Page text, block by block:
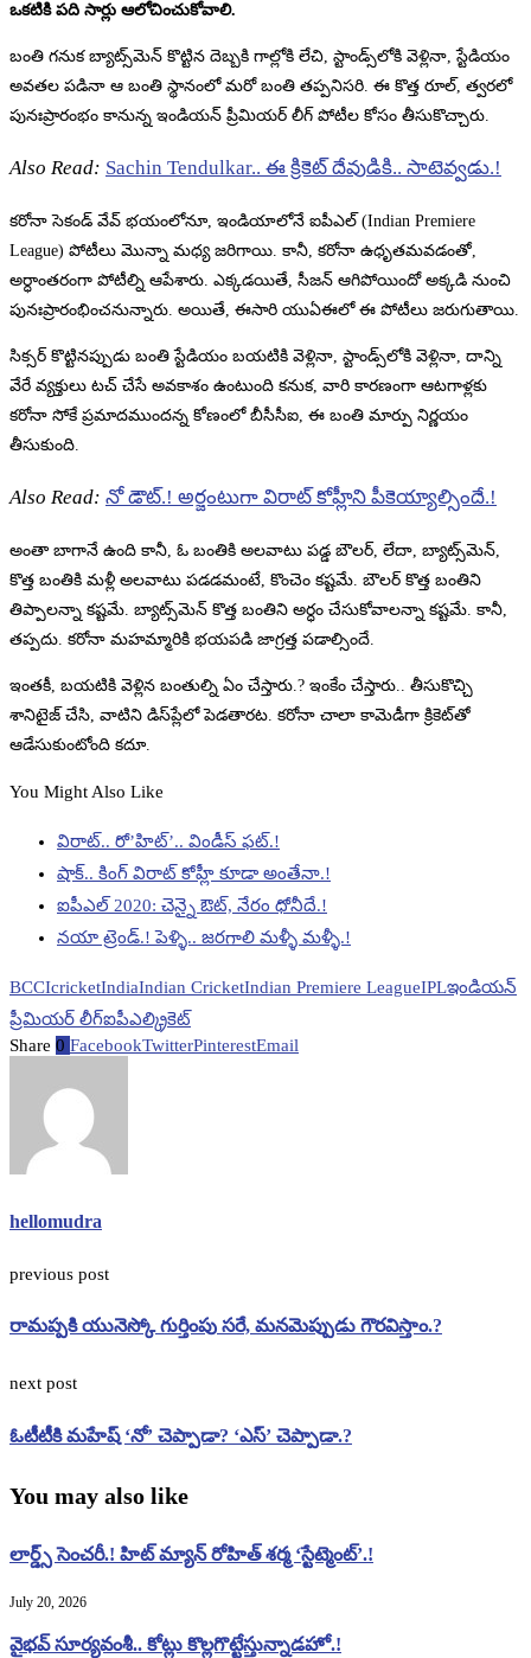
ఒకటికి పది సార్లు ఆలోచించుకోవాలి.
బంతి గనుక బ్యాట్స్‌మెన్ కొట్టిన దెబ్బకి గాల్లోకి లేచి, స్టాండ్స్‌లోకి వెళ్లినా, స్టేడియం
అవతల పడినా ఆ బంతి స్థానంలో మరో బంతి తప్పనిసరి. ఈ కొత్త రూల్, త్వరలో
పునఃప్రారంభం కానున్న ఇండియన్ ప్రీమియర్ లీగ్ పోటీల కోసం తీసుకొచ్చారు.
Also Read: Sachin Tendulkar.. ఈ క్రికెట్ దేవుడికి.. సాటెవ్వడు.!
కరోనా సెకండ్ వేవ్ భయంలోనూ, ఇండియాలోనే ఐపీఎల్ (Indian Premiere
League) పోటీలు మొన్నా మధ్య జరిగాయి. కానీ, కరోనా ఉధృతమవడంతో,
అర్ధాంతరంగా పోటీల్ని ఆపేశారు. ఎక్కడయితే, సీజన్ ఆగిపోయిందో అక్కడి నుంచి
పునఃప్రారంభించనున్నారు. అయితే, ఈసారి యుఏఈలో ఈ పోటీలు జరుగుతాయి.
సిక్సర్ కొట్టినప్పుడు బంతి స్టేడియం బయటికి వెళ్లినా, స్టాండ్స్‌లోకి వెళ్లినా, దాన్ని
వేరే వ్యక్తులు టచ్ చేసే అవకాశం ఉంటుంది కనుక, వారి కారణంగా ఆటగాళ్లకు
కరోనా సోకే ప్రమాదముందన్న కోణంలో బీసీసీఐ, ఈ బంతి మార్పు నిర్ణయం
తీసుకుంది.
Also Read: నో డౌట్.! అర్జంటుగా విరాట్ కోహ్లీని పీకెయ్యాల్సిందే.!
అంతా బాగానే ఉంది కానీ, ఓ బంతికి అలవాటు పడ్డ బౌలర్, లేదా, బ్యాట్స్‌మెన్,
కొత్త బంతికి మళ్లీ అలవాటు పడడమంటే, కొంచెం కష్టమే. బౌలర్ కొత్త బంతిని
తిప్పాలన్నా కష్టమే. బ్యాట్స్‌మెన్ కొత్త బంతిని అర్ధం చేసుకోవాలన్నా కష్టమే. కానీ,
తప్పదు. కరోనా మహమ్మారికి భయపడి జాగ్రత్త పడాల్సిందే.
ఇంతకీ, బయటికి వెళ్లిన బంతుల్ని ఏం చేస్తారు.? ఇంకేం చేస్తారు.. తీసుకొచ్చి
శానిటైజ్ చేసి, వాటిని డిస్‌ప్లేలో పెడతారట. కరోనా చాలా కామెడీగా క్రికెట్‌తో
ఆడేసుకుంటోంది కదూ.
You Might Also Like
విరాట్‌.. రో’హిట్‌’.. విండీస్‌ ఫట్‌.!
షాక్.. కింగ్ విరాట్ కోహ్లీ కూడా అంతేనా.!
ఐపీఎల్‌ 2020: చెన్నై‌ ఔట్‌, నేరం ధోనీదే.!
నయా ట్రెండ్.! పెళ్ళి.. జరగాలి మళ్ళీ మళ్ళీ.!
BCCIcricketIndiaIndian CricketIndian Premiere LeagueIPLఇండియన్
ప్రీమియర్ లీగ్ఐపీఎల్క్రికెట్
Share 0 FacebookTwitterPinterestEmail
hellomudra
previous post
రామప్పకి యునెస్కో గుర్తింపు సరే, మనమెప్పుడు గౌరవిస్తాం.?
next post
ఓటీటీకి మహేష్ ‘నో’ చెప్పాడా? ‘ఎస్’ చెప్పాడా.?
You may also like
లార్డ్స్ సెంచరీ.! హిట్ మ్యాన్ రోహిత్ శర్మ ‘స్టేట్మెంట్’.!
July 20, 2026
వైభవ్ సూర్యవంశీ.. కోట్లు కొల్లగొట్టేస్తున్నాడహో.!